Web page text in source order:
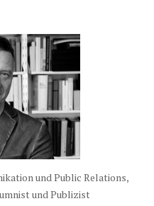
und Public Relations,
und Publizist